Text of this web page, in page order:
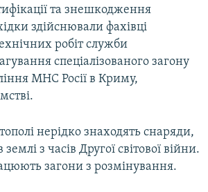
та знешкодження
здійснювали фахівці
робіт служби
спеціалізованого загону
МНС Росії в Криму,
нерідко знаходять снаряди,
з часів Другої світової війни.
загони з розмінування.